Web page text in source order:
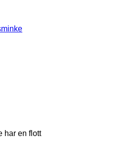
har en flott